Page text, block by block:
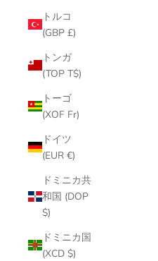
トルコ
(GBP £)
トンガ
(TOP T$)
トーゴ
(XOF Fr)
ドイツ
(EUR €)
ドミニカ共
和国 (DOP
$)
ドミニカ国
(XCD $)